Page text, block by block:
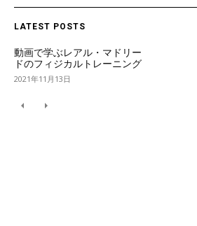
LATEST POSTS
動画で学ぶレアル・マドリー
ドのフィジカルトレーニング
2021年11月13日